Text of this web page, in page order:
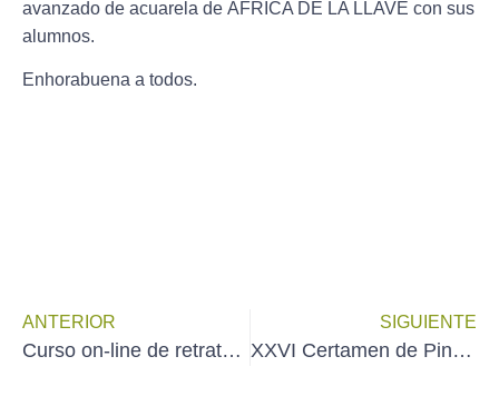
avanzado de acuarela de ÁFRICA DE LA LLAVE con sus
alumnos.
Enhorabuena a todos.
ANTERIOR
Curso on-line de retrato de EMMANUEL LUNA en blurone.es
SIGUIENTE
XXVI Certamen de Pintura Rápida del distrito de Moratalaz – Madrid (sábado 14 de junio)